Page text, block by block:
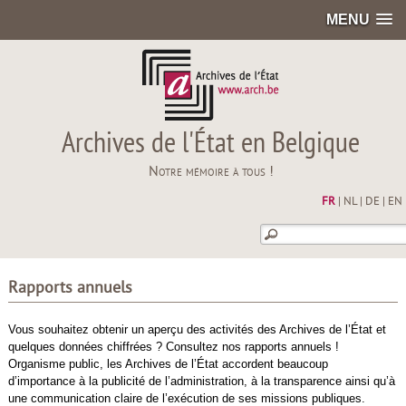
MENU
Archives de l'État en Belgique
Notre mémoire à tous !
FR| NL| DE EN
Rapports annuels
Vous souhaitez obtenir un aperçu des activités des Archives de l’État et
quelques données chiffrées ? Consultez nos rapports annuels !
Organisme public, les Archives de l’État accordent beaucoup
d’importance à la publicité de l’administration, à la transparence ainsi qu’à
une communication claire de l’exécution de ses missions publiques.